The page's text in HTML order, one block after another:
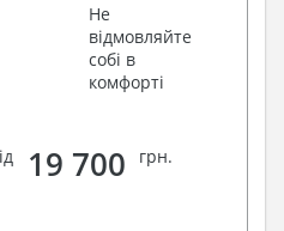
Не
відмовляйте
собі в
комфорті
19 700 грн.